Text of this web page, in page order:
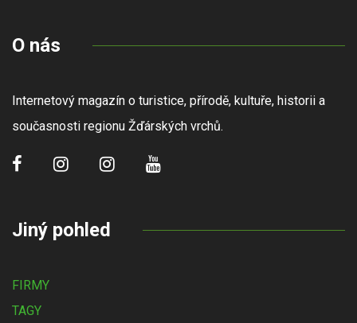
O nás
Internetový magazín o turistice, přírodě, kultuře, historii a
současnosti regionu Žďárských vrchů.
Jiný pohled
FIRMY
TAGY